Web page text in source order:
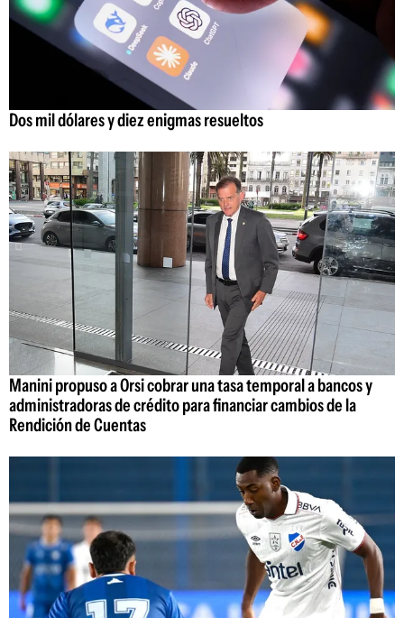
Dos mil dólares y diez enigmas resueltos
Manini propuso a Orsi cobrar una tasa temporal a bancos y
administradoras de crédito para financiar cambios de la
Rendición de Cuentas